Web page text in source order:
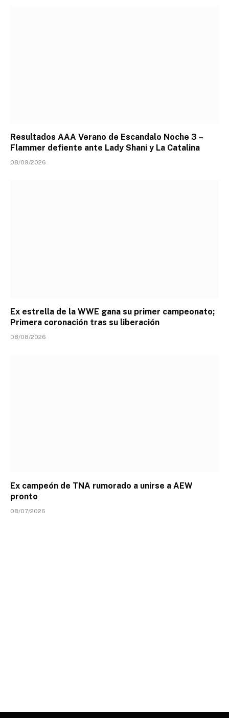
Resultados AAA Verano de Escandalo Noche 3 –
Flammer defiente ante Lady Shani y La Catalina
08/09/2026
Ex estrella de la WWE gana su primer campeonato;
Primera coronación tras su liberación
08/08/2026
Ex campeón de TNA rumorado a unirse a AEW
pronto
08/07/2026